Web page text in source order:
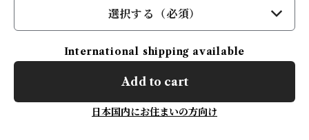
選択する（必須）
International shipping available
Add to cart
日本国内にお住まいの方向け